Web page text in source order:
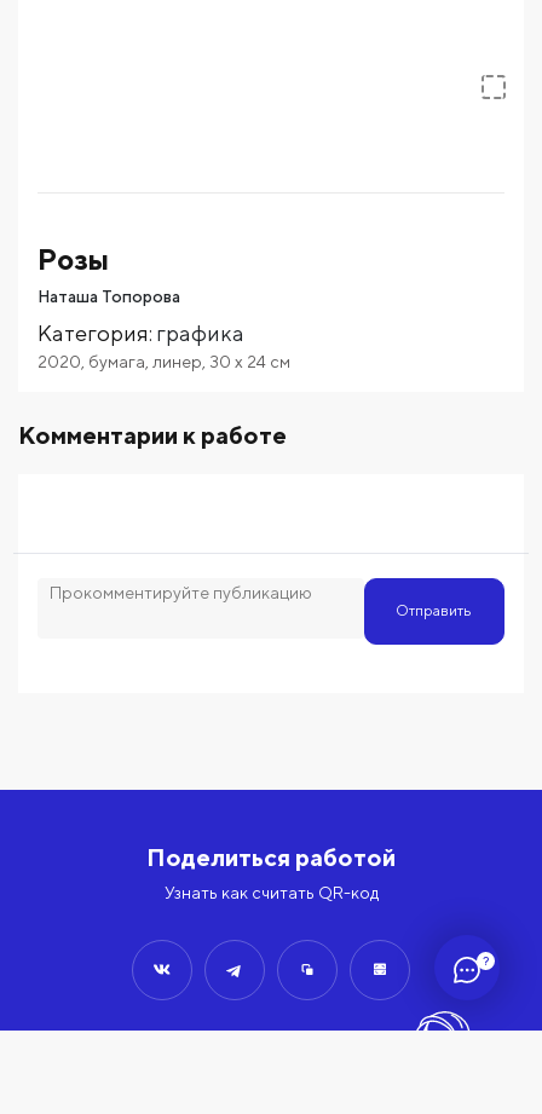
?
Розы
Наташа Топорова
Категория: графика
2020 бумага линер 30 x 24 см
Комментарии к работе
Отправить
Поделиться работой
Узнать как считать QR-код